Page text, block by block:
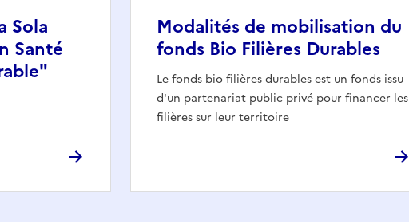
Sola
Santé
Modalités de mobilisation du
fonds Bio Filières Durables
Le fonds bio filières durables est un fonds issu
d'un partenariat public privé pour financer les
filières sur leur territoire